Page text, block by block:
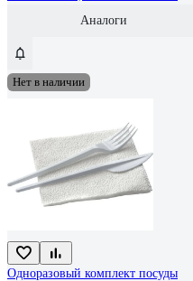
Аналоги
Нет в наличии
Одноразовый комплект посуды